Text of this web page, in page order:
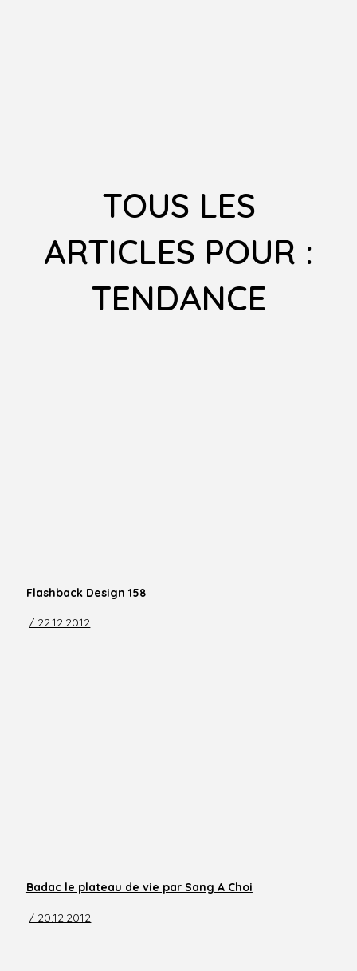
TOUS LES
ARTICLES POUR :
TENDANCE
Flashback Design 158
/ 22.12.2012
Badac le plateau de vie par Sang A Choi
/ 20.12.2012